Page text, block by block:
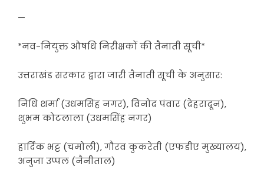
—
*नव-नियुक्त औषधि निरीक्षकों की तैनाती सूची*
उत्तराखंड सरकार द्वारा जारी तैनाती सूची के अनुसार:
निधि शर्मा (उधमसिंह नगर), विनोद पंवार (देहरादून),
शुभम कोटलाला (उधमसिंह नगर)
हार्दिक भट्ट (चमोली), गौरव कुकरेती (एफडीए मुख्यालय),
अनुजा उप्पल (नैनीताल)